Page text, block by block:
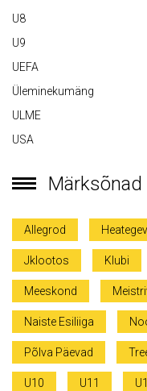
U8
U9
UEFA
Üleminekumäng
ULME
USA
Märksõnad
Allegrod
Jklootos Klubi
Meeskond
Naiste Esiliiga
Põlva Päevad
U10 U11